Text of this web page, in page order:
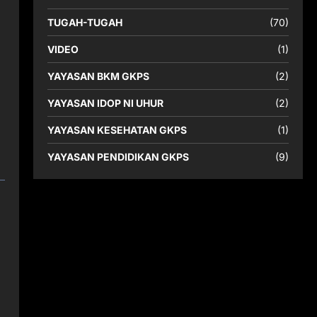
TUGAH-TUGAH (70)
VIDEO (1)
YAYASAN BKM GKPS (2)
YAYASAN IDOP NI UHUR (2)
YAYASAN KESEHATAN GKPS (1)
YAYASAN PENDIDIKAN GKPS (9)